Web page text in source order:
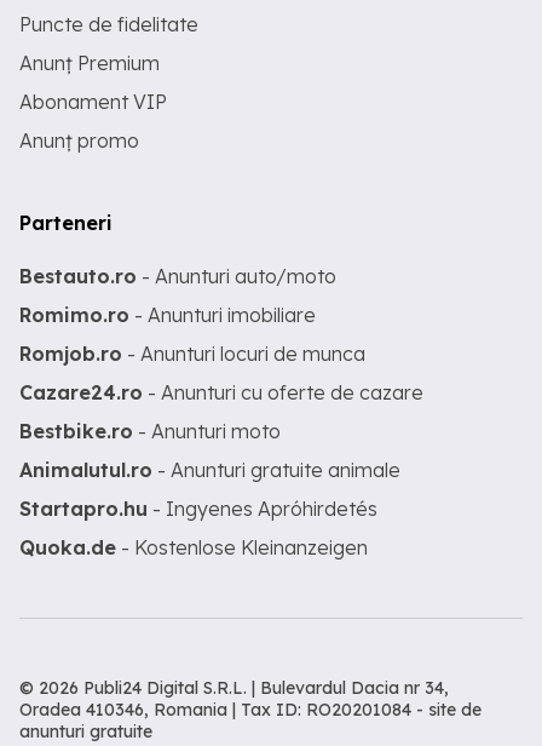
Puncte de fidelitate
Anunț Premium
Abonament VIP
Anunț promo
Parteneri
Bestauto.ro - Anunturi auto/moto
Romimo.ro - Anunturi imobiliare
Romjob.ro - Anunturi locuri de munca
Cazare24.ro - Anunturi cu oferte de cazare
Bestbike.ro - Anunturi moto
Animalutul.ro - Anunturi gratuite animale
Startapro.hu - Ingyenes Apróhirdetés
Quoka.de - Kostenlose Kleinanzeigen
© 2026 Publi24 Digital S.R.L. | Bulevardul Dacia nr 34,
Oradea 410346, Romania | Tax ID: RO20201084 - site de
anunturi gratuite